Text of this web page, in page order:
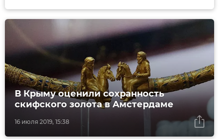
16 июля 2019, 15:38
В Крыму оценили сохранность
скифского золота в Амстердаме